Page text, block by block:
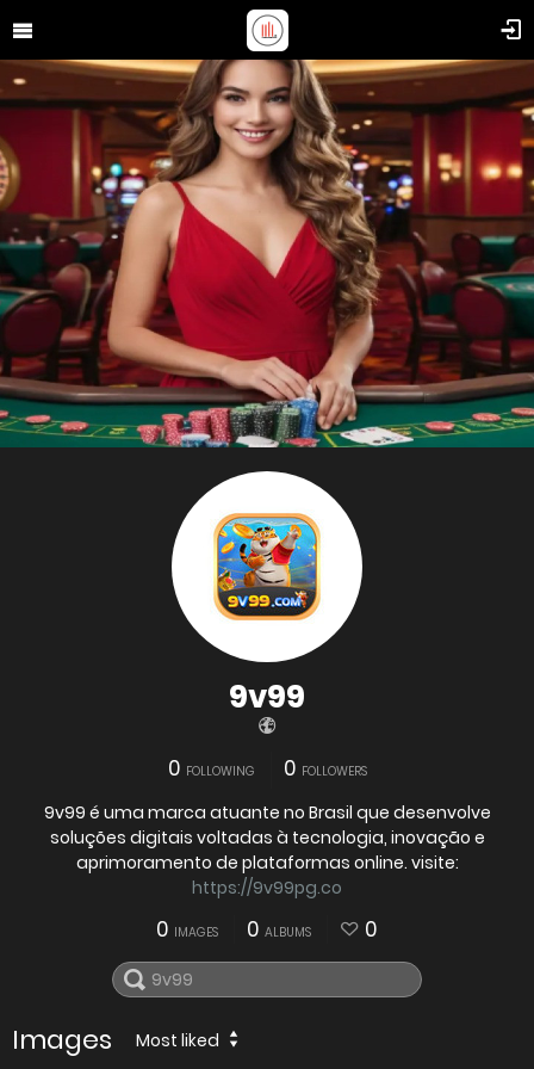
9v99
0 FOLLOWING 0 FOLLOWERS
9v99 é uma marca atuante no Brasil que desenvolve
soluções digitais voltadas à tecnologia, inovação e
aprimoramento de plataformas online. visite:
https://9v99pg.co
0 IMAGES 0 ALBUMS 0
Images Most liked